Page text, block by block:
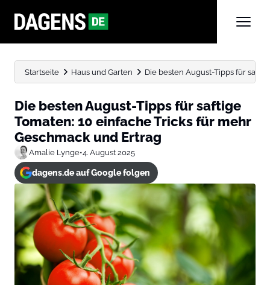
Startseite Haus und Garten Die besten August-Tipps für
Die besten August-Tipps für saftige
Tomaten: 10 einfache Tricks für mehr
Geschmack und Ertrag
Amalie Lynge•4. August 2025
dagens.de auf Google folgen